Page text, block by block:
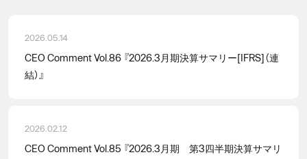
2026.05.14
CEO Comment Vol.86 『2026.3月期決算サマリー[IFRS]（連
結）』
2026.02.12
CEO Comment Vol.85 『2026.3月期 第3四半期決算サマリ